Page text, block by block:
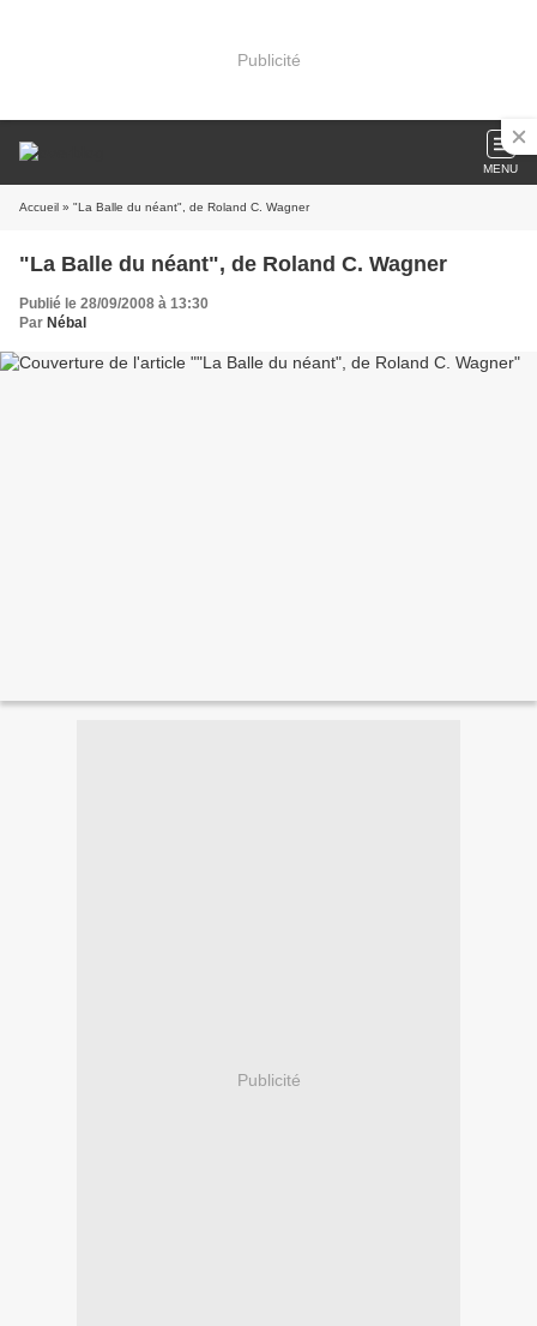
Publicité
MENU
Accueil » "La Balle du néant", de Roland C. Wagner
"La Balle du néant", de Roland C. Wagner
Publié le 28/09/2008 à 13:30
Par Nébal
Publicité